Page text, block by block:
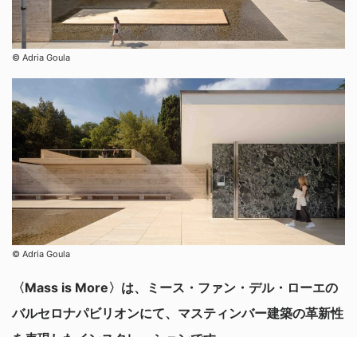
© Adria Goula
© Adria Goula
〈Mass is More〉は、ミース・ファン・デル・ローエの
バルセロナパビリオンにて、マスティンバー建築の革新性